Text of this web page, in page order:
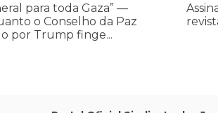
para toda Gaza” —
o Conselho da Paz
por Trump finge...